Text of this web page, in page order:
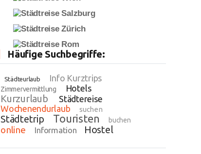
Häufige Suchbegriffe:
Städteurlaub Info Kurztrips
Zimmervermittlung Hotels
Kurzurlaub
Städtereise
Wochenendurlaub
suchen
Städtetrip Touristen buchen
online Information Hostel